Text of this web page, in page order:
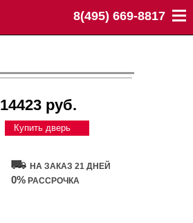
8(495) 669-8817
14423 руб.
Купить дверь
НА ЗАКАЗ 21 ДНЕЙ
0% РАССРОЧКА